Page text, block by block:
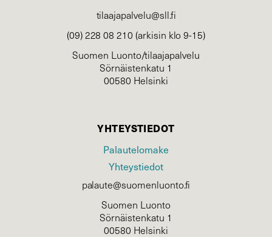
tilaajapalvelu@sll.fi
(09) 228 08 210 (arkisin klo 9-15)
Suomen Luonto/tilaajapalvelu
Sörnäistenkatu 1
00580 Helsinki
YHTEYSTIEDOT
Palautelomake
Yhteystiedot
palaute@suomenluonto.fi
Suomen Luonto
Sörnäistenkatu 1
00580 Helsinki